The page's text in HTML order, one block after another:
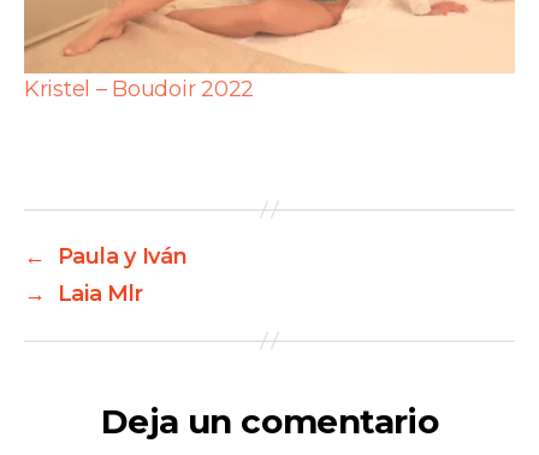
Kristel – Boudoir 2022
←
Paula y Iván
→
Laia Mlr
Deja un comentario